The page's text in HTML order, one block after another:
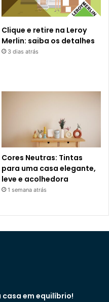
Clique e retire na Leroy
Merlin: saiba os detalhes
3 dias atrás
Cores Neutras: Tintas
para uma casa elegante,
leve e acolhedora
1 semana atrás
casa em equilíbrio!